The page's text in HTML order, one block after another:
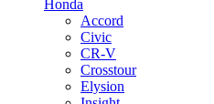
Honda
Accord
Civic
CR-V
Crosstour
Elysion